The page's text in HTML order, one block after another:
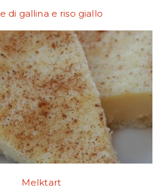
di gallina e riso giallo
Melktart